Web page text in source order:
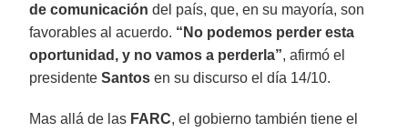
de comunicación del país, que, en su mayoría, son
favorables al acuerdo. “No podemos perder esta
oportunidad, y no vamos a perderla”, afirmó el
presidenteSantos en su discurso el día 14/10.
Mas allá de las FARC, el gobierno también tiene el